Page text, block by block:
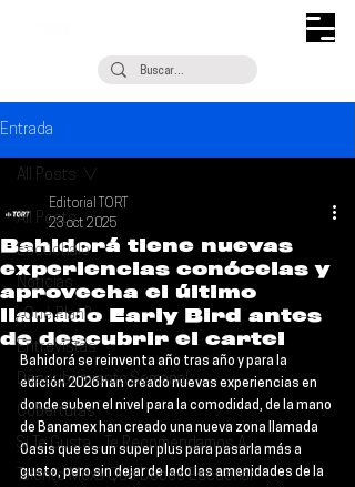
Entrada
All Posts
Escúchalo
Noticias
¿Qué Plan?
Entrevistas
Descubrimiento Semanal
Coberturas
Si Te Gusta... Te Recomendamos A...
Talento Mexa Que Debes Escuchar
All Posts
Bahidorá tiene nuevas
experiencias conócelas y
aprovecha el último
llamado Early Bird antes
de descubrir el cartel
Editorial TORT
23 oct 2025
Bahidorá se reinventa año tras año y para la
edición 2026 han creado nuevas experiencias en
donde suben el nivel para la comodidad, de la mano
de Banamex han creado una nueva zona llamada
Oasis que es un super plus para pasarla más a
gusto, pero sin dejar de lado las amenidades de la